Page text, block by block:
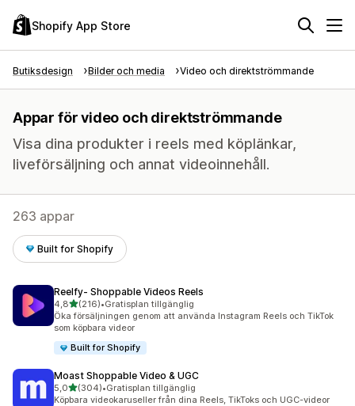
Shopify App Store
Butiksdesign Bilder och media Video och direktströmmande
Appar för video och direktströmmande
Visa dina produkter i reels med köplänkar,
liveförsäljning och annat videoinnehåll.
263 appar
Built for Shopify
Reelfy‑ Shoppable Videos Reels
4,8av 5 stjärnor
(216)
216 recensioner totalt
•Gratisplan tillgänglig
Öka försäljningen genom att använda Instagram Reels och TikTok
som köpbara videor
Built for Shopify
Moast Shoppable Video & UGC
5,0av 5 stjärnor
(304)
304 recensioner totalt
•Gratisplan tillgänglig
Köpbara videokaruseller från dina Reels, TikToks och UGC-videor